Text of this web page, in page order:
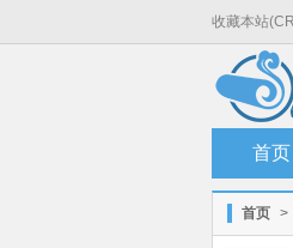
收藏本站
首页
首页 >